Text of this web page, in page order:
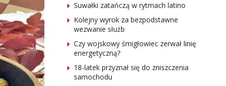
Suwałki zatańczą w rytmach latino
Kolejny wyrok za bezpodstawne
wezwanie służb
Czy wojskowy śmigłowiec zerwał linię
energetyczną?
18-latek przyznał się do zniszczenia
samochodu